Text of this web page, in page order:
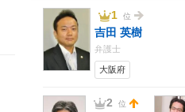
1 位
吉田 英樹
弁護士
大阪府
2 位